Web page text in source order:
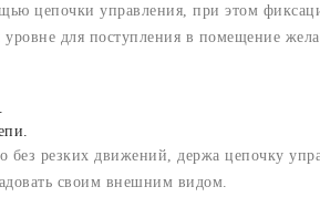
цепочки управления, при этом
для поступления в помещение
резких движений, держа цепочку
своим внешним видом.